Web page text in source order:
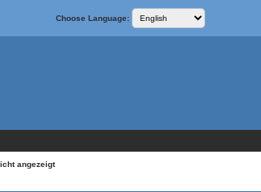
Choose Language:
angezeigt